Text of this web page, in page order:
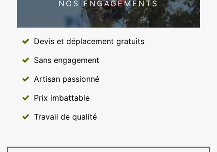
NOS ENGAGEMENTS
Devis et déplacement gratuits
Sans engagement
Artisan passionné
Prix imbattable
Travail de qualité